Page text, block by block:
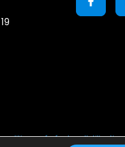
générales d’utilisation